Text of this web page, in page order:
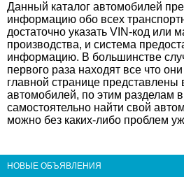
Данный каталог автомобилей
информацию обо всех
достаточно указать VIN-код или
производства, и система
информацию. В большинстве
первого раза находят все что
главной странице представлены
автомобилей, по этим разделам
самостоятельно найти свой
можно без каких-либо проблем
НОВЫЕ ОБЪЯВЛЕНИЯ